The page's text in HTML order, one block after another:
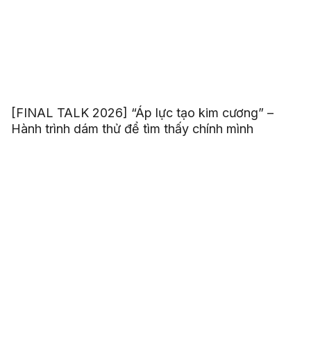
[FINAL TALK 2026] “Áp lực tạo kim cương” –
Hành trình dám thử để tìm thấy chính mình